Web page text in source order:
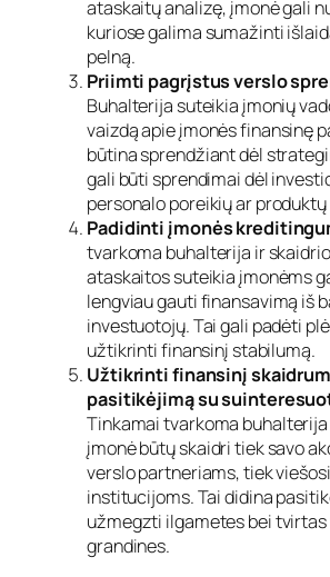
ataskaitų analizę, įmonė gali
kuriose galima sumažinti
pelną.
Priimti pagrįstus verslo
Buhalterija suteikia įmonių
vaizdą apie įmonės finansinę
būtina sprendžiant dėl
gali būti sprendimai dėl
personalo poreikių ar
Padidinti įmonės
tvarkoma buhalterija ir
ataskaitos suteikia įmonėms
lengviau gauti finansavimą iš
investuotojų. Tai gali padėti
užtikrinti finansinį stabilumą.
Užtikrinti finansinį
pasitikėjimą su
Tinkamai tvarkoma
įmonė būtų skaidri tiek savo
verslo partneriams, tiek
institucijoms. Tai didina
užmegzti ilgametes bei
grandines.